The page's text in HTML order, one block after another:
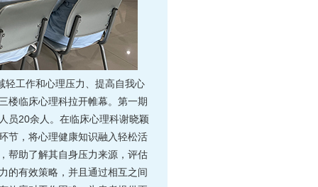
轻工作和心理压力、提高自我心
楼临床心理科拉开帷幕。第一期
员20余人。在临床心理科谢晓颖
节，将心理健康知识融入轻松活
帮助了解其自身压力来源，评估
的有效策略，并且通过相互之间